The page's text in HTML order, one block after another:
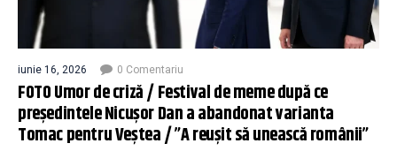
iunie 16, 2026 0 Comentariu
FOTO Umor de criză / Festival de meme după ce
președintele Nicușor Dan a abandonat varianta
Tomac pentru Veștea / ”A reușit să unească românii”